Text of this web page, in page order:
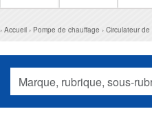
Accueil Pompe de chauffage Circulateur